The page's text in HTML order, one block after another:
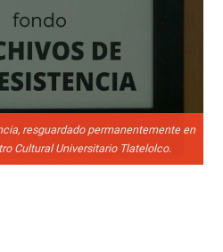
resguardado permanentemente en
Cultural Universitario Tlatelolco.